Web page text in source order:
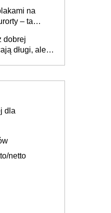
na
– ta
cichu
dobrej
długi, ale
dla
netto